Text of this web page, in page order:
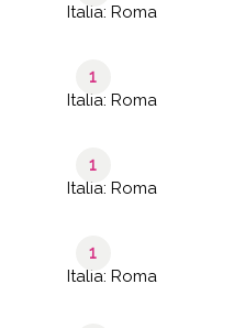
Italia: Roma
1
Italia: Roma
1
Italia: Roma
1
Italia: Roma